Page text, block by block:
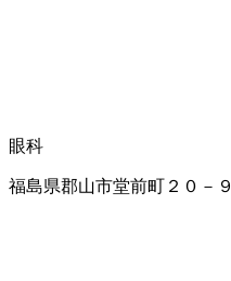
眼科
福島県郡山市堂前町２０－９